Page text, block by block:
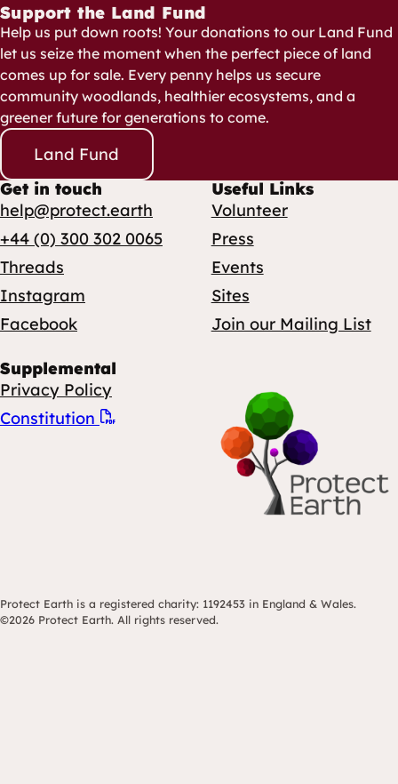
Support the Land Fund
Help us put down roots! Your donations to our Land Fund
let us seize the moment when the perfect piece of land
comes up for sale. Every penny helps us secure
community woodlands, healthier ecosystems, and a
greener future for generations to come.
Land Fund
Get in touch
help@protect.earth
+44 (0) 300 302 0065
Threads
Instagram
Facebook
Useful Links
Volunteer
Press
Events
Sites
Join our Mailing List
Supplemental
Privacy Policy
Constitution
Protect Earth is a registered charity: 1192453 in England & Wales.
©2026 Protect Earth. All rights reserved.